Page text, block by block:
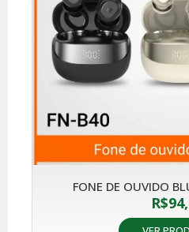
FONE DE OUVIDO
R$